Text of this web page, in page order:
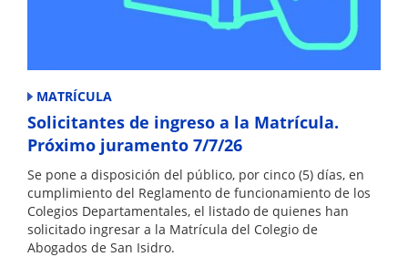
MATRÍCULA
Solicitantes de ingreso a la Matrícula.
Próximo juramento 7/7/26
Se pone a disposición del público, por cinco (5) días, en
cumplimiento del Reglamento de funcionamiento de los
Colegios Departamentales, el listado de quienes han
solicitado ingresar a la Matrícula del Colegio de
Abogados de San Isidro.